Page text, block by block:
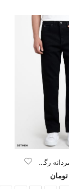
شلوار جین مردانه رگولار